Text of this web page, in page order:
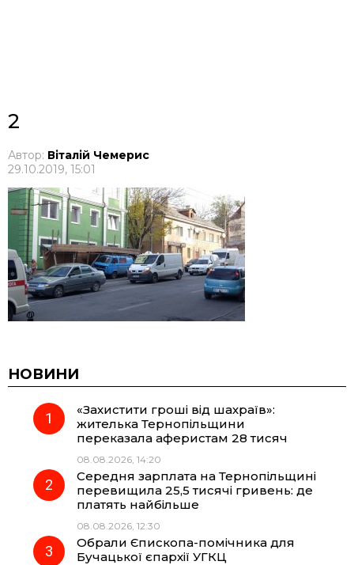
2
Автор: Віталій Чемерис
29.10.2019, 15:01
НОВИНИ
«Захистити гроші від шахраїв»:
жителька Тернопільщини
переказала аферистам 28 тисяч
08.08.2026, 14:20
Середня зарплата на Тернопільщині
перевищила 25,5 тисячі гривень: де
платять найбільше
08.08.2026, 12:30
Обрали Єпископа-помічника для
Бучацької єпархії УГКЦ